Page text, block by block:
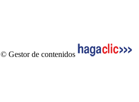
© Gestor de contenidos